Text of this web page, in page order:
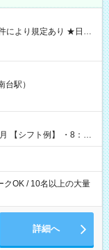
金GET♪ お仕事後はコ
間】試
駅）
クOK / 10名以上の大量
詳細へ